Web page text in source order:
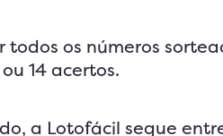
os números
14 acertos.
a Lotofácil segue